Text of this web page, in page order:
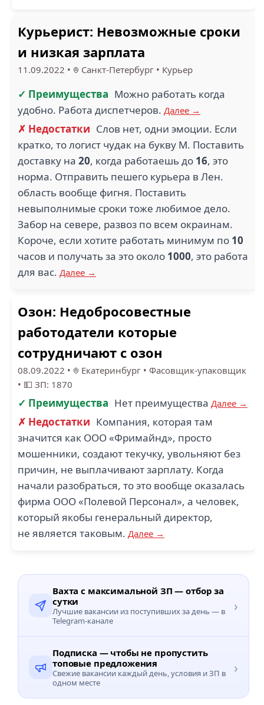
Курьерист: Невозможные сроки
и низкая зарплата
11.09.2022 • Санкт-Петербург • Курьер
✓ Преимущества Можно работать когда
удобно. Работа диспетчеров. Далее →
✗ Недостатки Слов нет, одни эмоции. Если
кратко, то логист чудак на букву М. Поставить
доставку на 20, когда работаешь до 16, это
норма. Отправить пешего курьера в Лен.
область вообще фигня. Поставить
невыполнимые сроки тоже любимое дело.
Забор на севере, развоз по всем окраинам.
Короче, если хотите работать минимум по 10
часов и получать за это около 1000, это работа
для вас. Далее →
Озон: Недобросовестные
работодатели которые
сотрудничают с озон
08.09.2022 • Екатеринбург • Фасовщик-упаковщик
• 💵 ЗП: 1870
✓ Преимущества Нет преимущества Далее →
✗ Недостатки Компания, которая там
значится как ООО «Фримайнд», просто
мошенники, создают текучку, увольняют без
причин, не выплачивают зарплату. Когда
начали разобраться, то это вообще оказалась
фирма ООО «Полевой Персонал», а человек,
который якобы генеральный директор,
не является таковым. Далее →
Вахта с максимальной ЗП — отбор за
сутки
Лучшие вакансии из поступивших за день — в
Telegram-канале
›
Подписка — чтобы не пропустить
топовые предложения
Свежие вакансии каждый день, условия и ЗП в
одном месте
›